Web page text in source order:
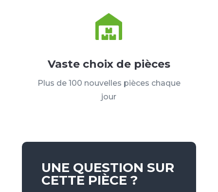
Vaste choix de pièces
Plus de 100 nouvelles pièces chaque
jour
UNE QUESTION SUR
CETTE PIÈCE ?